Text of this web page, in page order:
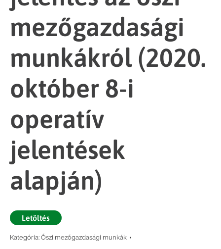
mezőgazdasági
munkákról (2020.
október 8-i
operatív
jelentések
alapján)
Letöltés
Kategória: Őszi mezőgazdasági munkák